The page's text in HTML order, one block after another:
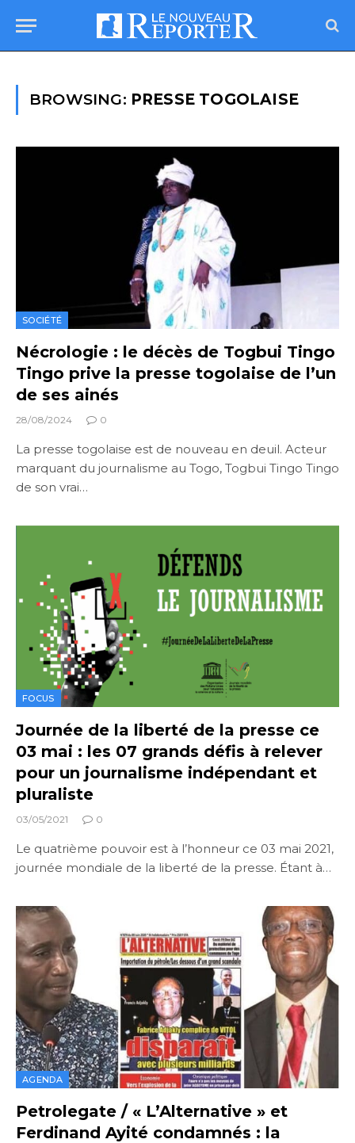
BROWSING: PRESSE TOGOLAISE
SOCIÉTÉ
Nécrologie : le décès de Togbui Tingo
Tingo prive la presse togolaise de l’un
de ses ainés
28/08/2024 0
La presse togolaise est de nouveau en deuil. Acteur
marquant du journalisme au Togo, Togbui Tingo Tingo
de son vrai…
FOCUS
Journée de la liberté de la presse ce
03 mai : les 07 grands défis à relever
pour un journalisme indépendant et
pluraliste
03/05/2021 0
Le quatrième pouvoir est à l’honneur ce 03 mai 2021,
journée mondiale de la liberté de la presse. Étant à…
AGENDA
Petrolegate / « L’Alternative » et
Ferdinand Ayité condamnés : la